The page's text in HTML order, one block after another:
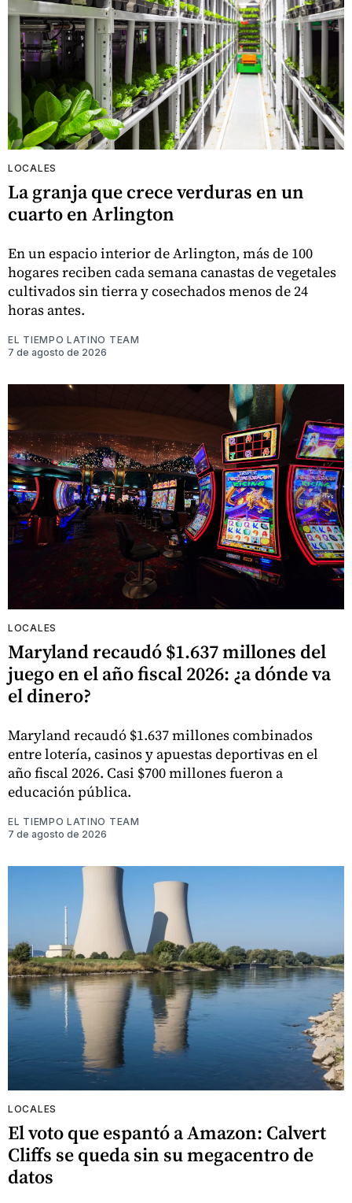
LOCALES
La granja que crece verduras en un
cuarto en Arlington
En un espacio interior de Arlington, más de 100
hogares reciben cada semana canastas de vegetales
cultivados sin tierra y cosechados menos de 24
horas antes.
EL TIEMPO LATINO TEAM
7 de agosto de 2026
LOCALES
Maryland recaudó $1.637 millones del
juego en el año fiscal 2026: ¿a dónde va
el dinero?
Maryland recaudó $1.637 millones combinados
entre lotería, casinos y apuestas deportivas en el
año fiscal 2026. Casi $700 millones fueron a
educación pública.
EL TIEMPO LATINO TEAM
7 de agosto de 2026
LOCALES
El voto que espantó a Amazon: Calvert
Cliffs se queda sin su megacentro de
datos